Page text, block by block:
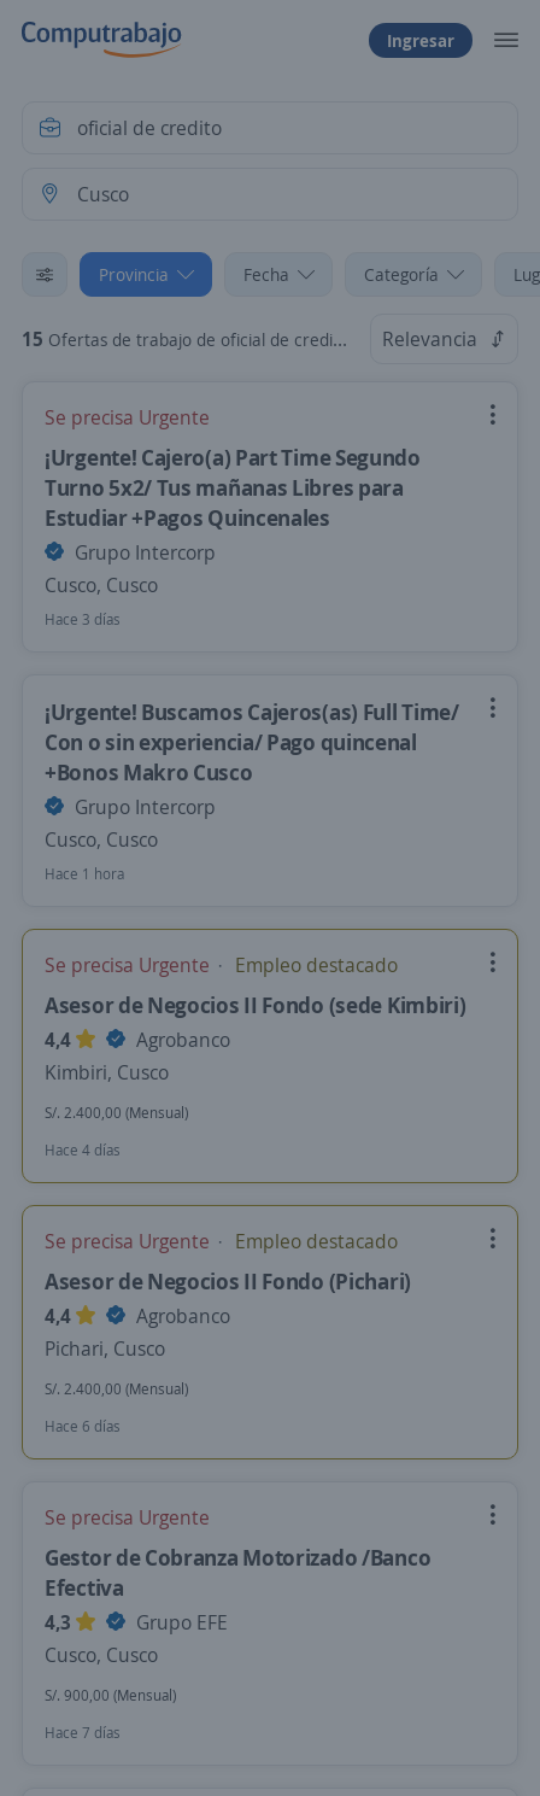
Ingresar
Provincia Fecha Categoría
15 Ofertas de trabajo de oficial de credito en Cusco Relevancia
Se precisa Urgente
¡Urgente! Cajero(a) Part Time Segundo
Turno 5x2/ Tus mañanas Libres para
Estudiar +Pagos Quincenales
Grupo Intercorp
Cusco, Cusco
Hace 3 días
¡Urgente! Buscamos Cajeros(as) Full Time/
Con o sin experiencia/ Pago quincenal
+Bonos Makro Cusco
Grupo Intercorp
Cusco, Cusco
Hace 1 hora
Se precisa Urgente Empleo destacado
Asesor de Negocios II Fondo (sede Kimbiri)
4,4
Agrobanco
Kimbiri, Cusco
S/. 2.400,00 (Mensual)
Hace 4 días
Se precisa Urgente Empleo destacado
Asesor de Negocios II Fondo (Pichari)
4,4
Agrobanco
Pichari, Cusco
S/. 2.400,00 (Mensual)
Hace 6 días
Se precisa Urgente
Gestor de Cobranza Motorizado /Banco
Efectiva
4,3
Grupo EFE
Cusco, Cusco
S/. 900,00 (Mensual)
Hace 7 días